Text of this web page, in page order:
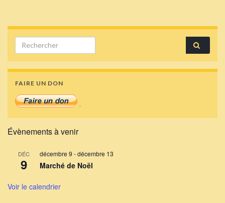
Search for:
FAIRE UN DON
Évènements à venir
DÉC
9
décembre 9 -décembre 13
Marché de Noël
Voir le calendrier